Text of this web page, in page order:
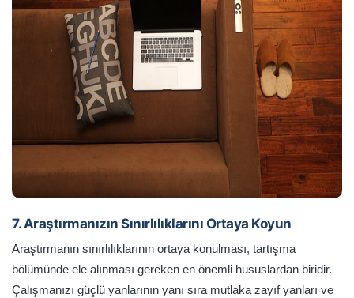
7. Araştırmanızın Sınırlılıklarını Ortaya Koyun
Araştırmanın sınırlılıklarının ortaya konulması, tartışma
bölümünde ele alınması gereken en önemli hususlardan biridir.
Çalışmanızı güçlü yanlarının yanı sıra mutlaka zayıf yanları ve